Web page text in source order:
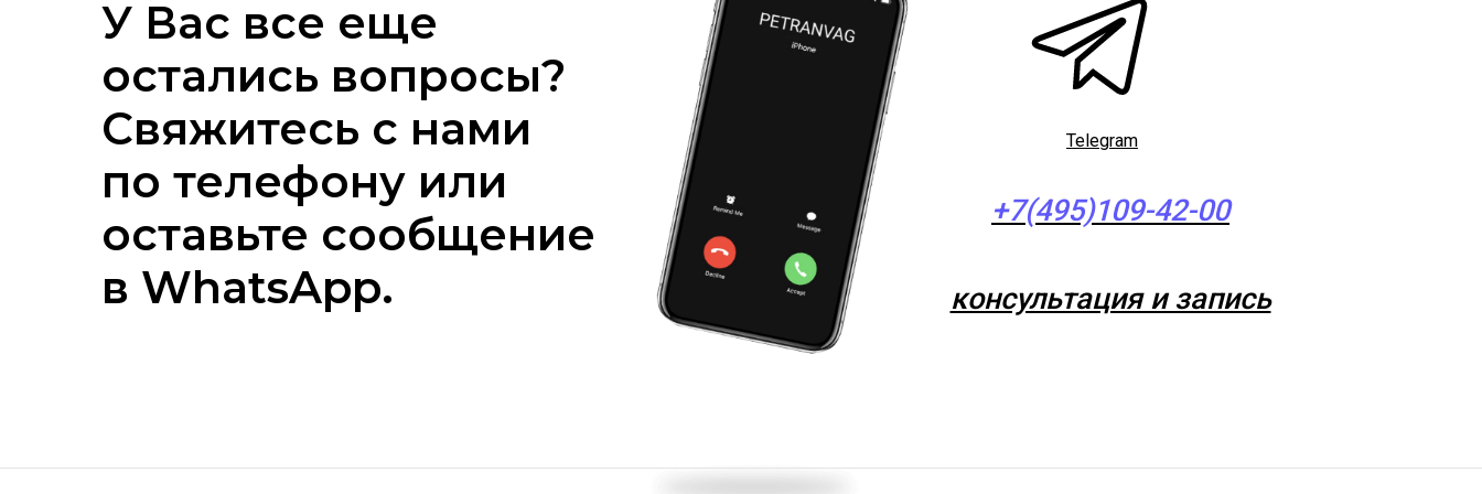
У Вас все еще
остались вопросы?
Свяжитесь с нами
по телефону или
оставьте сообщение
в WhatsApp.
Telegram
+7(495)109-42-00
консультация и запись